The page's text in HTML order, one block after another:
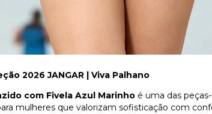
2026 JANGAR | Viva Palhano
com Fivela Azul Marinho é uma das
mulheres que valorizam sofisticação com